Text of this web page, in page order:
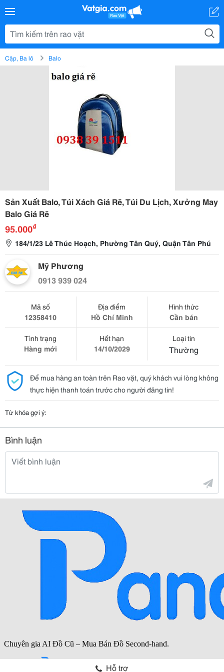
Cặp, Ba lô Balo
Sản Xuất Balo, Túi Xách Giá Rẽ, Túi Du Lịch, Xưởng May
Balo Giá Rẽ
95.000₫
184/1/23 Lê Thúc Hoạch, Phường Tân Quý, Quận Tân Phú
Mỹ Phương
0913 939 024
Mã số
12358410
Địa điểm
Hồ Chí Minh
Hình thức
Cần bán
Tình trạng
Hàng mới
Hết hạn
14/10/2029
Loại tin
Thường
Để mua hàng an toàn trên Rao vặt, quý khách vui lòng không
thực hiện thanh toán trước cho người đăng tin!
Từ khóa gợi ý:
Bình luận
Hỗ trợ